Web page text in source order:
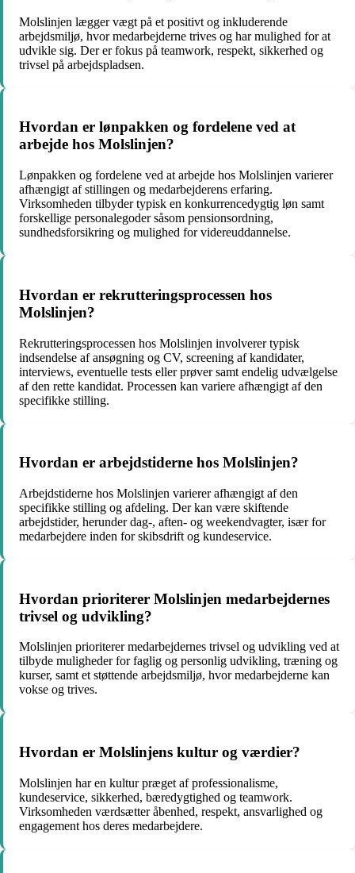
Molslinjen lægger vægt på et positivt og inkluderende
arbejdsmiljø, hvor medarbejderne trives og har mulighed for at
udvikle sig. Der er fokus på teamwork, respekt, sikkerhed og
trivsel på arbejdspladsen.
Hvordan er lønpakken og fordelene ved at
arbejde hos Molslinjen?
Lønpakken og fordelene ved at arbejde hos Molslinjen varierer
afhængigt af stillingen og medarbejderens erfaring.
Virksomheden tilbyder typisk en konkurrencedygtig løn samt
forskellige personalegoder såsom pensionsordning,
sundhedsforsikring og mulighed for videreuddannelse.
Hvordan er rekrutteringsprocessen hos
Molslinjen?
Rekrutteringsprocessen hos Molslinjen involverer typisk
indsendelse af ansøgning og CV, screening af kandidater,
interviews, eventuelle tests eller prøver samt endelig udvælgelse
af den rette kandidat. Processen kan variere afhængigt af den
specifikke stilling.
Hvordan er arbejdstiderne hos Molslinjen?
Arbejdstiderne hos Molslinjen varierer afhængigt af den
specifikke stilling og afdeling. Der kan være skiftende
arbejdstider, herunder dag-, aften- og weekendvagter, især for
medarbejdere inden for skibsdrift og kundeservice.
Hvordan prioriterer Molslinjen medarbejdernes
trivsel og udvikling?
Molslinjen prioriterer medarbejdernes trivsel og udvikling ved at
tilbyde muligheder for faglig og personlig udvikling, træning og
kurser, samt et støttende arbejdsmiljø, hvor medarbejderne kan
vokse og trives.
Hvordan er Molslinjens kultur og værdier?
Molslinjen har en kultur præget af professionalisme,
kundeservice, sikkerhed, bæredygtighed og teamwork.
Virksomheden værdsætter åbenhed, respekt, ansvarlighed og
engagement hos deres medarbejdere.